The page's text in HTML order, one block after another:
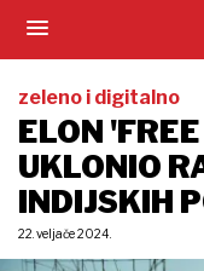
zeleno i digitalno
ELON
UKLONIO
INDIJSKIH
22. veljače 2024.